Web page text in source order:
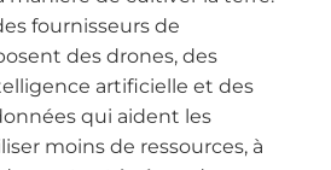
fournisseurs de
des drones, des
artificielle et des
qui aident les
moins de ressources, à